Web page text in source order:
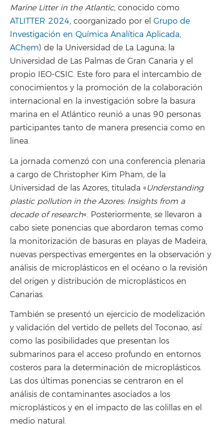
Marine Litter in the Atlantic, conocido como
ATLITTER 2024, coorganizado por el Grupo de
Investigación en Química Analítica Aplicada,
AChem) de la Universidad de La Laguna; la
Universidad de Las Palmas de Gran Canaria y el
propio IEO-CSIC. Este foro para el intercambio de
conocimientos y la promoción de la colaboración
internacional en la investigación sobre la basura
marina en el Atlántico reunió a unas 90 personas
participantes tanto de manera presencia como en
linea.
La jornada comenzó con una conferencia plenaria
a cargo de Christopher Kim Pham, de la
Universidad de las Azores, titulada «Understanding
plastic pollution in the Azores: Insights from a
decade of research«. Posteriormente, se llevaron a
cabo siete ponencias que abordaron temas como
la monitorización de basuras en playas de Madeira,
nuevas perspectivas emergentes en la observación y
análisis de microplásticos en el océano o la revisión
del origen y distribución de microplásticos en
Canarias.
También se presentó un ejercicio de modelización
y validación del vertido de pellets del Toconao, así
como las posibilidades que presentan los
submarinos para el acceso profundo en entornos
costeros para la determinación de microplásticos.
Las dos últimas ponencias se centraron en el
análisis de contaminantes asociados a los
microplásticos y en el impacto de las colillas en el
medio natural.